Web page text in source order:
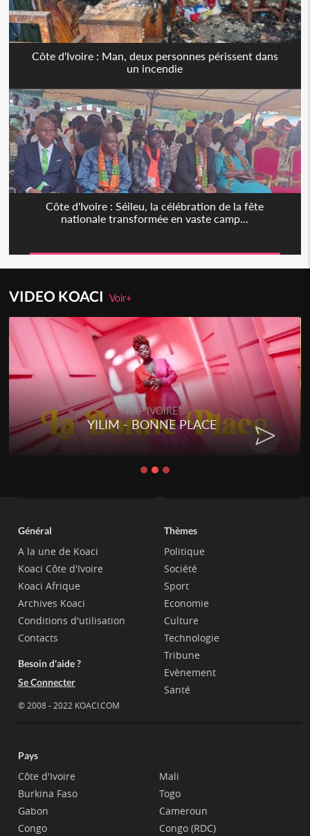
Côte d'Ivoire : Man, deux personnes périssent dans
un incendie
Côte d'Ivoire : Séileu, la célébration de la fête
nationale transformée en vaste camp...
VIDEO KOACIVoir+
RAP IVOIRE
YILIM - BONNE PLACE
Général
A la une de Koaci
Koaci Côte d'Ivoire
Koaci Afrique
Archives Koaci
Conditions d'utilisation
Contacts
Besoin d'aide ?
Se Connecter
© 2008 - 2022 KOACI.COM
Thèmes
Politique
Société
Sport
Economie
Culture
Technologie
Tribune
Evènement
Santé
Pays
Côte d'Ivoire
Burkina Faso
Gabon
Congo
Mali
Togo
Cameroun
Congo (RDC)